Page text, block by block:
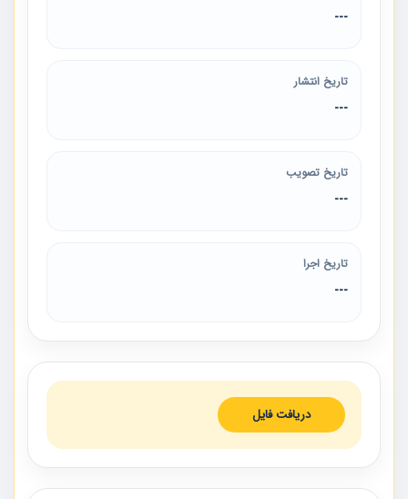
---
تاریخ انتشار
---
تاریخ تصویب
---
تاریخ اجرا
---
دریافت فایل